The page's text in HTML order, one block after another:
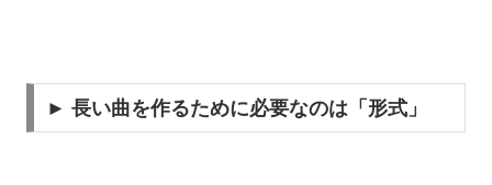
► 長い曲を作るために必要なのは「形式」